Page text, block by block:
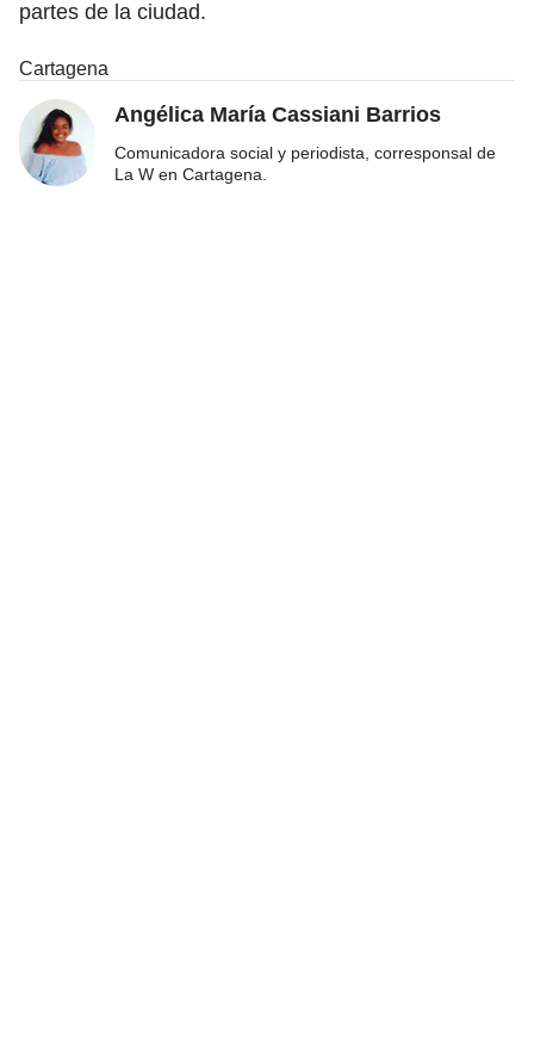
partes de la ciudad.
Cartagena
Angélica María Cassiani Barrios
Comunicadora social y periodista, corresponsal de
La W en Cartagena.